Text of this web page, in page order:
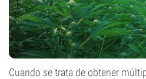
Cuando se trata de obtener